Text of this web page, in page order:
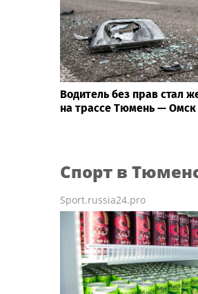
Водитель без прав стал
на трассе Тюмень — Омск
Спорт в
Sport.russia24.pro